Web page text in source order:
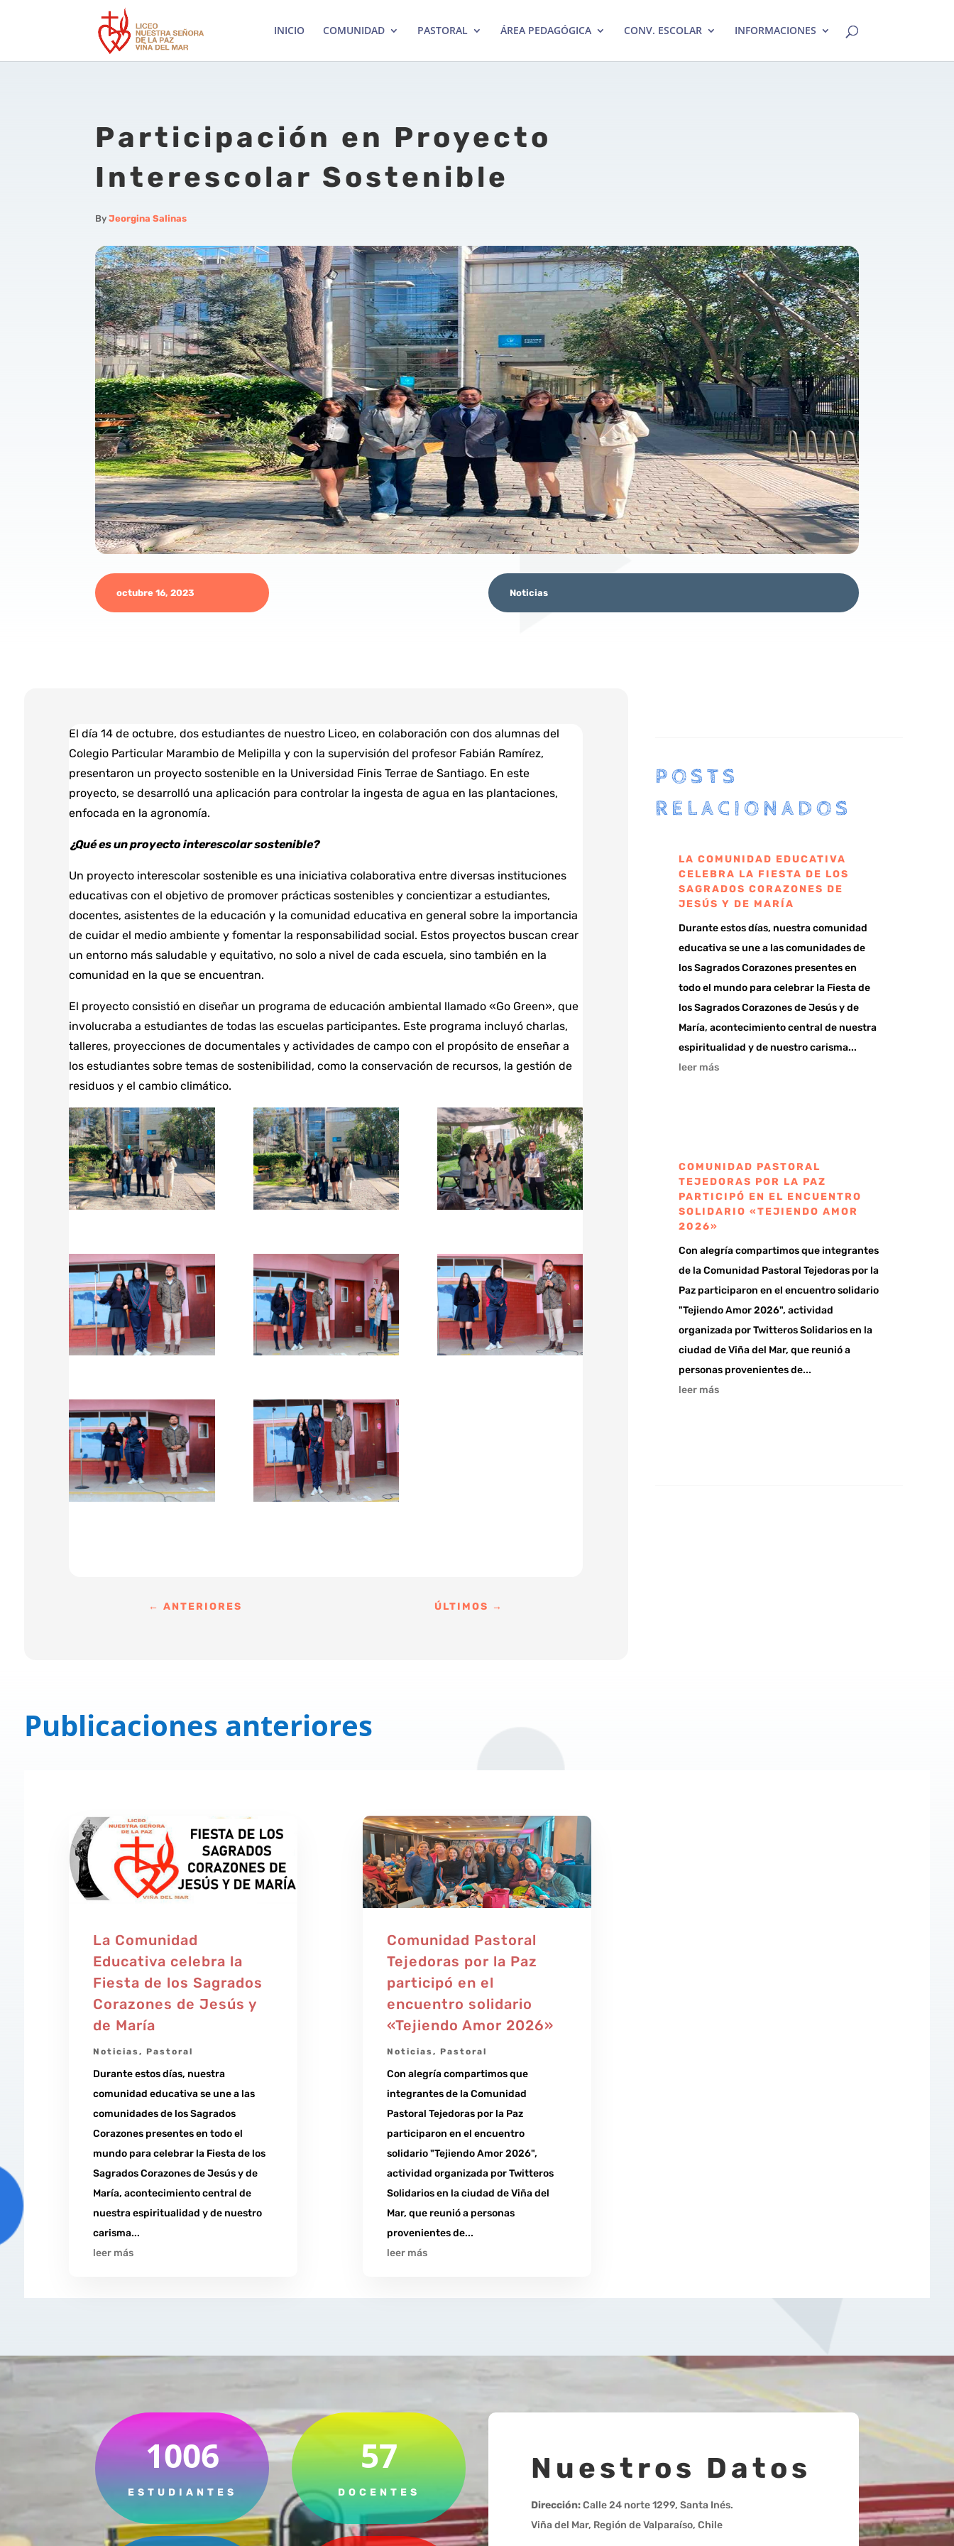
INICIO COMUNIDAD PASTORAL ÁREA PEDAGÓGICA CONV. ESCOLAR INFORMACIONES
Participación en Proyecto
Interescolar Sostenible
ByJeorgina Salinas
octubre 16, 2023 Noticias
El día 14 de octubre, dos estudiantes de nuestro Liceo, en colaboración con dos alumnas del
Colegio Particular Marambio de Melipilla y con la supervisión del profesor Fabián Ramírez,
presentaron un proyecto sostenible en la Universidad Finis Terrae de Santiago. En este
proyecto, se desarrolló una aplicación para controlar la ingesta de agua en las plantaciones,
enfocada en la agronomía.
¿Qué es un proyecto interescolar sostenible?
Un proyecto interescolar sostenible es una iniciativa colaborativa entre diversas instituciones
educativas con el objetivo de promover prácticas sostenibles y concientizar a estudiantes,
docentes, asistentes de la educación y la comunidad educativa en general sobre la importancia
de cuidar el medio ambiente y fomentar la responsabilidad social. Estos proyectos buscan crear
un entorno más saludable y equitativo, no solo a nivel de cada escuela, sino también en la
comunidad en la que se encuentran.
El proyecto consistió en diseñar un programa de educación ambiental llamado «Go Green», que
involucraba a estudiantes de todas las escuelas participantes. Este programa incluyó charlas,
talleres, proyecciones de documentales y actividades de campo con el propósito de enseñar a
los estudiantes sobre temas de sostenibilidad, como la conservación de recursos, la gestión de
residuos y el cambio climático.
←ANTERIORES ÚLTIMOS →
POSTS
RELACIONADOS
LA COMUNIDAD EDUCATIVA
CELEBRA LA FIESTA DE LOS
SAGRADOS CORAZONES DE
JESÚS Y DE MARÍA
Durante estos días, nuestra comunidad
educativa se une a las comunidades de
los Sagrados Corazones presentes en
todo el mundo para celebrar la Fiesta de
los Sagrados Corazones de Jesús y de
María, acontecimiento central de nuestra
espiritualidad y de nuestro carisma...
leer más
COMUNIDAD PASTORAL
TEJEDORAS POR LA PAZ
PARTICIPÓ EN EL ENCUENTRO
SOLIDARIO «TEJIENDO AMOR
2026»
Con alegría compartimos que integrantes
de la Comunidad Pastoral Tejedoras por la
Paz participaron en el encuentro solidario
"Tejiendo Amor 2026", actividad
organizada por Twitteros Solidarios en la
ciudad de Viña del Mar, que reunió a
personas provenientes de...
leer más
Publicaciones anteriores
La Comunidad
Educativa celebra la
Fiesta de los Sagrados
Corazones de Jesús y
de María
Noticias, Pastoral
Durante estos días, nuestra
comunidad educativa se une a las
comunidades de los Sagrados
Corazones presentes en todo el
mundo para celebrar la Fiesta de los
Sagrados Corazones de Jesús y de
María, acontecimiento central de
nuestra espiritualidad y de nuestro
carisma...
leer más
Comunidad Pastoral
Tejedoras por la Paz
participó en el
encuentro solidario
«Tejiendo Amor 2026»
Noticias, Pastoral
Con alegría compartimos que
integrantes de la Comunidad
Pastoral Tejedoras por la Paz
participaron en el encuentro
solidario "Tejiendo Amor 2026",
actividad organizada por Twitteros
Solidarios en la ciudad de Viña del
Mar, que reunió a personas
provenientes de...
leer más
1006
ESTUDIANTES
57
DOCENTES
Nuestros Datos
Dirección:Calle 24 norte 1299, Santa Inés.
Viña del Mar, Región de Valparaíso, Chile